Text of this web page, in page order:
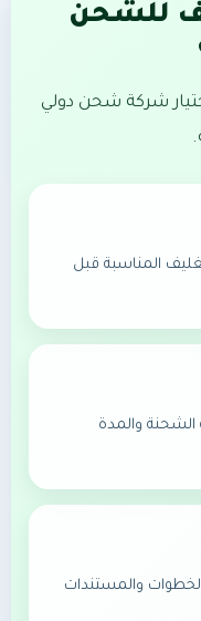
للشحن
شركة شحن دولي
المناسبة قبل
والمدة
والمستندات